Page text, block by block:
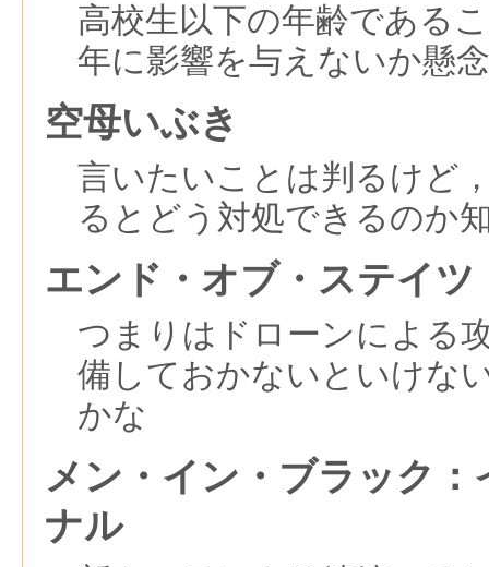
高校生以下の年齢である
年に影響を与えないか懸
空母いぶき
言いたいことは判るけど
るとどう対処できるのか
エンド・オブ・ステイツ
つまりはドローンによる
備しておかないといけな
かな
メン・イン・ブラック
ナル